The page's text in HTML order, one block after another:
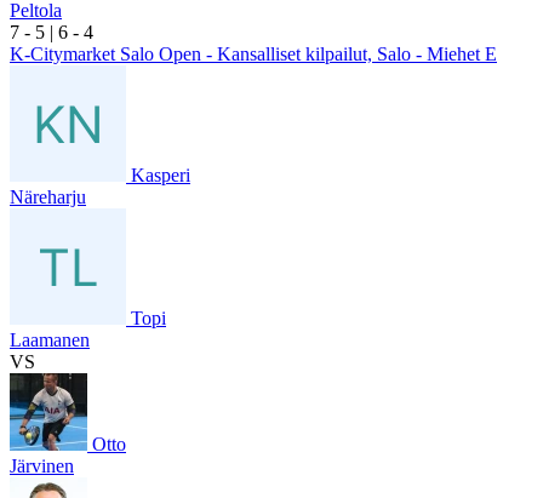
Peltola
7 - 5 | 6 - 4
K-Citymarket Salo Open - Kansalliset kilpailut, Salo - Miehet E
Kasperi
Näreharju
Topi
Laamanen
VS
Otto
Järvinen